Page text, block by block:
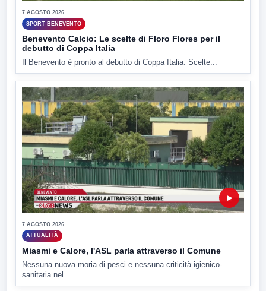
7 AGOSTO 2026
SPORT BENEVENTO
Benevento Calcio: Le scelte di Floro Flores per il
debutto di Coppa Italia
Il Benevento è pronto al debutto di Coppa Italia. Scelte...
▶
7 AGOSTO 2026
ATTUALITÀ
Miasmi e Calore, l'ASL parla attraverso il Comune
Nessuna nuova moria di pesci e nessuna criticità igienico-
sanitaria nel...